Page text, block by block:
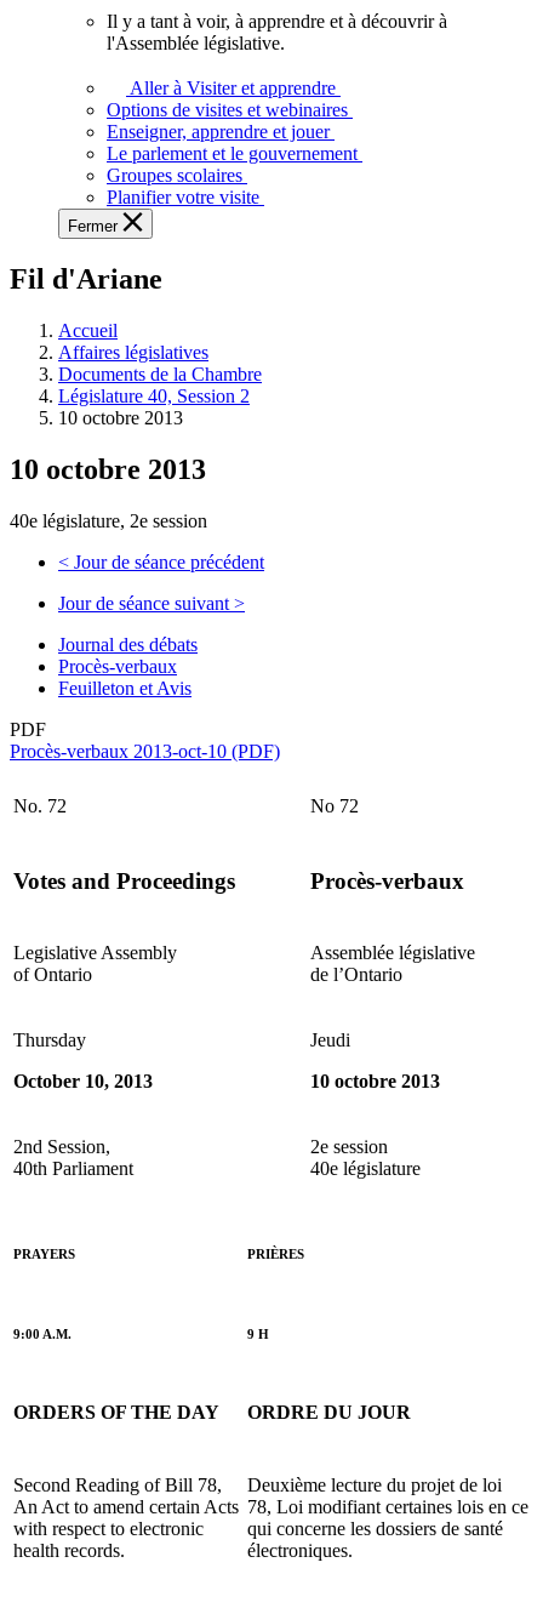
voir,
apprendre
et
à
à
législative.
Il y a tant à voir, à apprendre et à découvrir à
l'Assemblée législative.
Aller à Visiter et apprendre
Options de visites et webinaires
Enseigner, apprendre et jouer
Le parlement et le gouvernement
Groupes scolaires
Planifier votre visite
Fermer
Fil d'Ariane
Accueil
Affaires législatives
Documents de la Chambre
Législature 40, Session 2
10 octobre 2013
10 octobre 2013
40e législature, 2e session
< Jour de séance précédent
Jour de séance suivant >
Journal des débats
Procès-verbaux
Feuilleton et Avis
PDF
Procès-verbaux 2013-oct-10 (PDF)
No. 72 No 72
Votes and Proceedings Procès-verbaux
Legislative Assembly
of Ontario
Assemblée législative
de l’Ontario
Thursday
October 10, 2013
Jeudi
10 octobre 2013
2nd Session,
40th Parliament
2e session
40e législature
PRAYERS PRIÈRES
9:00 A.M. 9 H
ORDERS OF THE DAY ORDRE DU JOUR
Second Reading of Bill 78,
An Act to amend certain Acts
with respect to electronic
health records.
Deuxième lecture du projet de loi
78, Loi modifiant certaines lois en ce
qui concerne les dossiers de santé
électroniques.